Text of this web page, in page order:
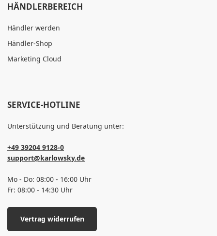
HÄNDLERBEREICH
Händler werden
Händler-Shop
Marketing Cloud
SERVICE-HOTLINE
Unterstützung und Beratung unter:
+49 39204 9128-0
support@karlowsky.de
Mo - Do: 08:00 - 16:00 Uhr
Fr: 08:00 - 14:30 Uhr
Vertrag widerrufen